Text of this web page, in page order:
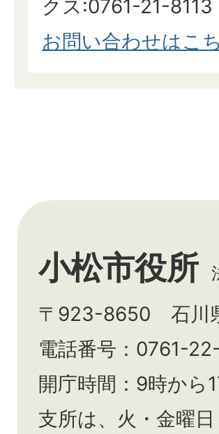
クス:0761-21-8113
お問い合わせはこ
小松市役所
〒923-8650 石川
電話番号：0761-
開庁時間：9時から
支所は、火・金曜